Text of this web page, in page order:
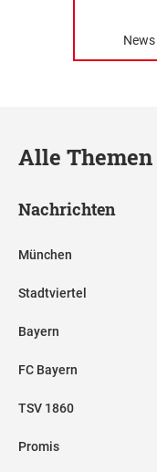
Alle
Nachrichten
München
Stadtviertel
Bayern
FC Bayern
TSV 1860
Promis